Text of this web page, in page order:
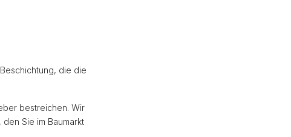
die die
bestreichen. Wir
Sie im Baumarkt